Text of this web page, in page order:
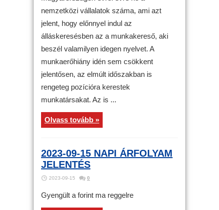
nemzetközi vállalatok száma, ami azt
jelent, hogy előnnyel indul az
álláskeresésben az a munkakereső, aki
beszél valamilyen idegen nyelvet. A
munkaerőhiány idén sem csökkent
jelentősen, az elmúlt időszakban is
rengeteg pozícióra kerestek
munkatársakat. Az is ...
Olvass tovább »
2023-09-15 NAPI ÁRFOLYAM
JELENTÉS
2023-09-15 0
Gyengült a forint ma reggelre